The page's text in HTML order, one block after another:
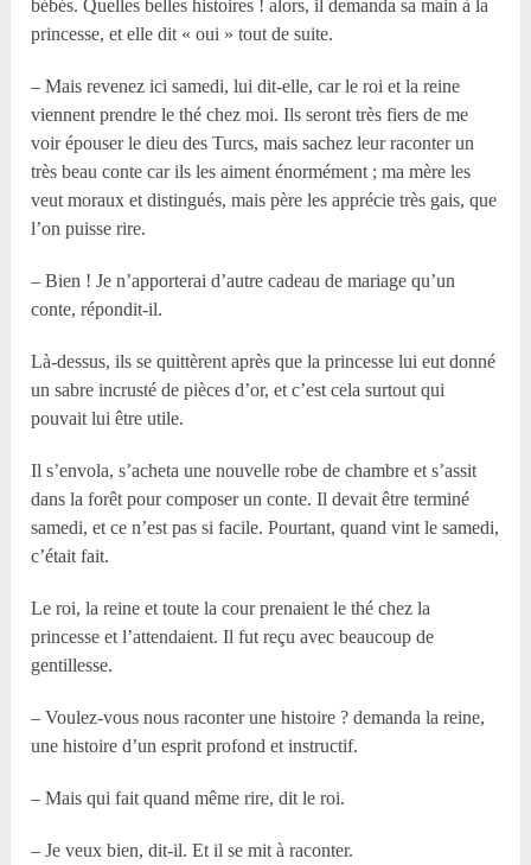
bébés. Quelles belles histoires ! alors, il demanda sa main à la
princesse, et elle dit « oui » tout de suite.
– Mais revenez ici samedi, lui dit-elle, car le roi et la reine
viennent prendre le thé chez moi. Ils seront très fiers de me
voir épouser le dieu des Turcs, mais sachez leur raconter un
très beau conte car ils les aiment énormément ; ma mère les
veut moraux et distingués, mais père les apprécie très gais, que
l’on puisse rire.
– Bien ! Je n’apporterai d’autre cadeau de mariage qu’un
conte, répondit-il.
Là-dessus, ils se quittèrent après que la princesse lui eut donné
un sabre incrusté de pièces d’or, et c’est cela surtout qui
pouvait lui être utile.
Il s’envola, s’acheta une nouvelle robe de chambre et s’assit
dans la forêt pour composer un conte. Il devait être terminé
samedi, et ce n’est pas si facile. Pourtant, quand vint le samedi,
c’était fait.
Le roi, la reine et toute la cour prenaient le thé chez la
princesse et l’attendaient. Il fut reçu avec beaucoup de
gentillesse.
– Voulez-vous nous raconter une histoire ? demanda la reine,
une histoire d’un esprit profond et instructif.
– Mais qui fait quand même rire, dit le roi.
– Je veux bien, dit-il. Et il se mit à raconter.